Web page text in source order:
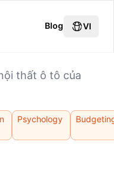
Blog VI
thất ô tô của
Psychology